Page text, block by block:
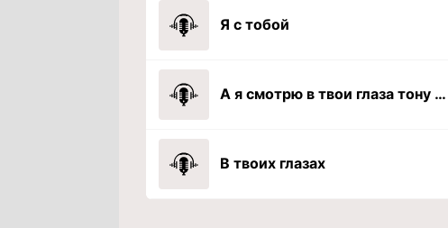
Я с тобой
А я смотрю в твои глаза тону в твоих глазах
В твоих глазах